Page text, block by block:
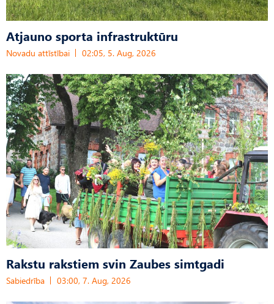
Atjauno sporta infrastruktūru
Novadu attīstībai 02:05, 5. Aug, 2026
Rakstu rakstiem svin Zaubes simtgadi
Sabiedrība 03:00, 7. Aug, 2026